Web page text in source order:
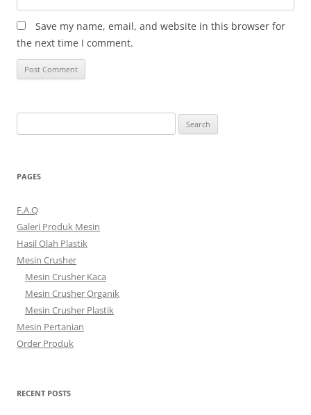
Save my name, email, and website in this browser for
the next time I comment.
for:
PAGES
F.A.Q
Galeri Produk Mesin
Hasil Olah Plastik
Mesin Crusher
Mesin Crusher Kaca
Mesin Crusher Organik
Mesin Crusher Plastik
Mesin Pertanian
Order Produk
RECENT POSTS